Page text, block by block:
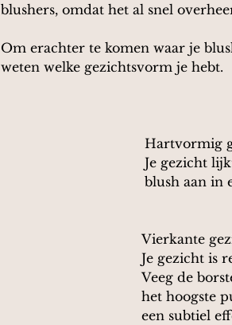
blushers, omdat het al snel
Om erachter te komen waar je
weten welke gezichtsvorm je hebt.
Hartvormig
Je gezicht
blush aan in
Vierkante
Je gezicht is
Veeg de
het hoogste
een subtiel